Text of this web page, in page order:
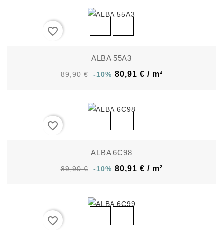
favorite_border
ALBA 55A3
89,90 € -10% 80,91 € / m²
favorite_border
ALBA 6C98
89,90 € -10% 80,91 € / m²
favorite_border